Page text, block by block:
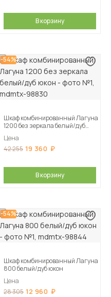
В корзину
-54%
Шкаф комбинированный Лагуна
1200 без зеркала белый/дуб
Цена
42 255 19 360
В корзину
-54%
Шкаф комбинированный Лагуна
800 белый/дуб юкон
Цена
28 305 12 960